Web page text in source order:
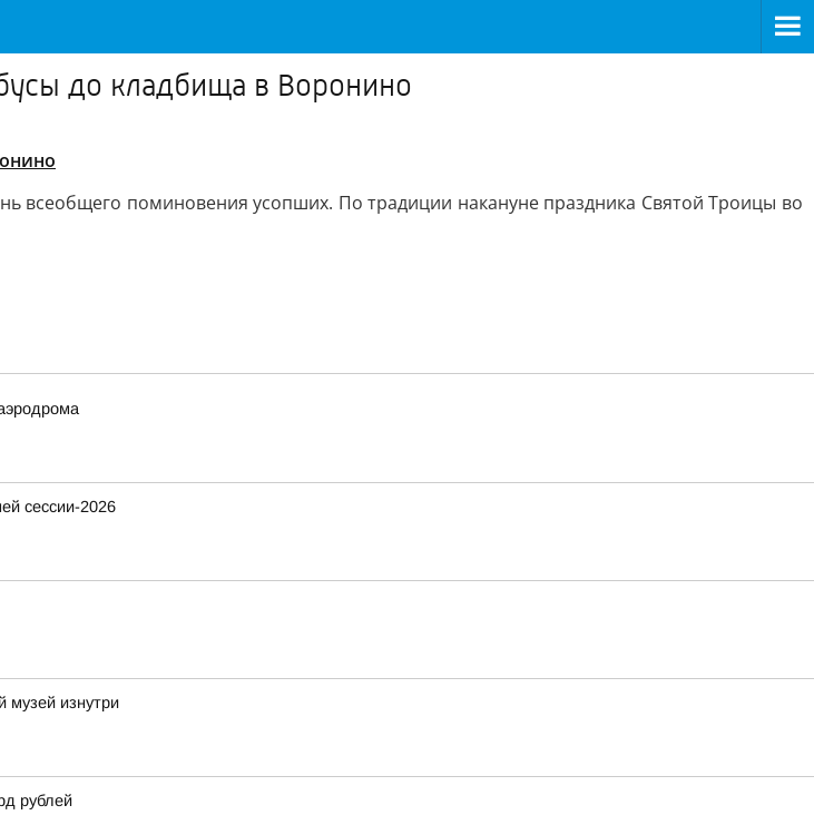
до кладбища в Воронино
всеобщего поминовения усопших. По традиции накануне праздника Святой Троицы во
сессии-2026
музей изнутри
рублей